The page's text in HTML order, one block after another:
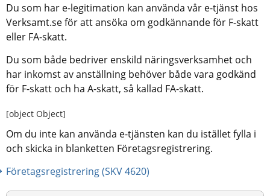
Du som har e-legitimation kan använda vår e-tjänst hos
Verksamt.se för att ansöka om godkännande för F-skatt
eller FA-skatt.
Du som både bedriver enskild näringsverksamhet och
har inkomst av anställning behöver både vara godkänd
för F-skatt och ha A-skatt, så kallad FA-skatt.
[object Object]
Om du inte kan använda e-tjänsten kan du istället fylla i
och skicka in blanketten Företagsregistrering.
Företagsregistrering (SKV 4620)